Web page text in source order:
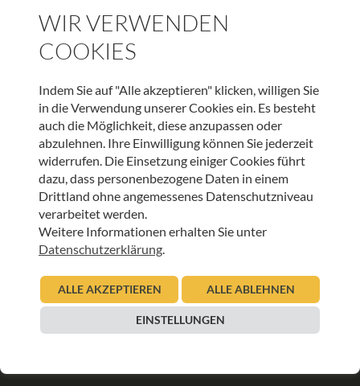
UNSER NEWSLETTER:
ANMELDEN
INFORMATIONEN
Downloads
Interner Bereich
WIR VERWENDEN
COOKIES
Indem Sie auf "Alle akzeptieren" klicken, willigen Sie
in die Verwendung unserer Cookies ein. Es besteht
auch die Möglichkeit, diese anzupassen oder
abzulehnen. Ihre Einwilligung können Sie jederzeit
widerrufen. Die Einsetzung einiger Cookies führt
dazu, dass personenbezogene Daten in einem
Drittland ohne angemessenes Datenschutzniveau
verarbeitet werden.
Weitere Informationen erhalten Sie unter
Datenschutzerklärung.
ALLE AKZEPTIEREN ALLE ABLEHNEN
EINSTELLUNGEN